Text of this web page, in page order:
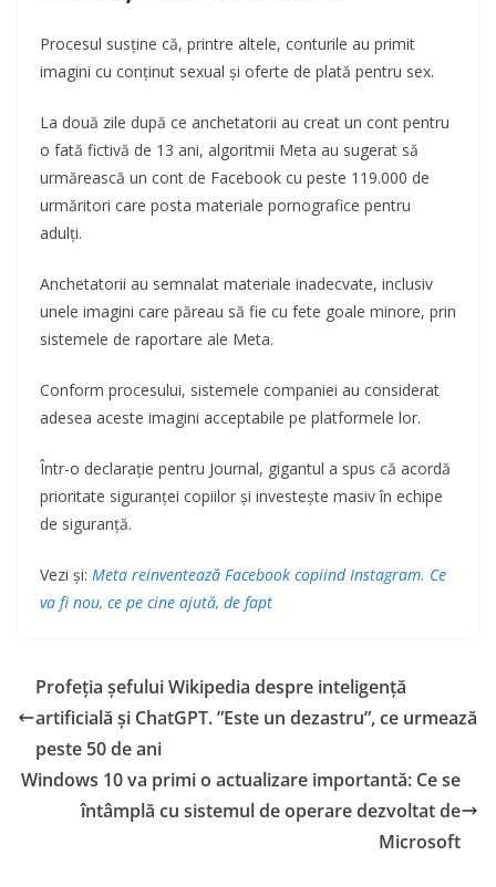
Procesul susține că, printre altele, conturile au primit
imagini cu conținut sexual și oferte de plată pentru sex.
La două zile după ce anchetatorii au creat un cont pentru
o fată fictivă de 13 ani, algoritmii Meta au sugerat să
urmărească un cont de Facebook cu peste 119.000 de
urmăritori care posta materiale pornografice pentru
adulți.
Anchetatorii au semnalat materiale inadecvate, inclusiv
unele imagini care păreau să fie cu fete goale minore, prin
sistemele de raportare ale Meta.
Conform procesului, sistemele companiei au considerat
adesea aceste imagini acceptabile pe platformele lor.
Într-o declarație pentru Journal, gigantul a spus că acordă
prioritate siguranței copiilor și investește masiv în echipe
de siguranță.
Vezi și: Meta reinventează Facebook copiind Instagram. Ce
va fi nou, ce pe cine ajută, de fapt
Profeția șefului Wikipedia despre inteligență
artificială și ChatGPT. ”Este un dezastru”, ce urmează
peste 50 de ani
Windows 10 va primi o actualizare importantă: Ce se
întâmplă cu sistemul de operare dezvoltat de
Microsoft